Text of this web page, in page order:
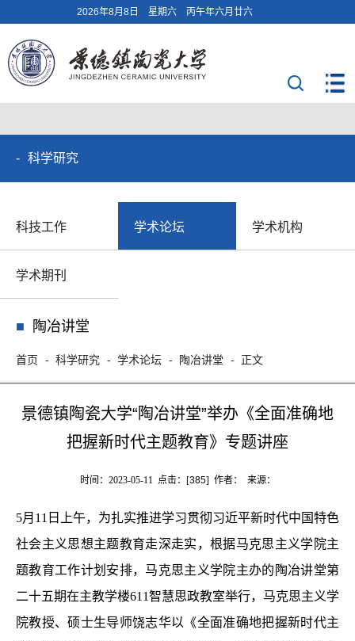
2026年8月8日 星期六 丙午年六月廿六
科学研究
科技工作 学术论坛 学术机构
学术期刊
陶冶讲堂
首页 科学研究 学术论坛 陶冶讲堂 正文
景德镇陶瓷大学“陶冶讲堂”举办《全面准确地
把握新时代主题教育》专题讲座
时间：2023-05-11 点击：[385] 作者： 来源：
5月11日上午，为扎实推进学习贯彻习近平新时代中国特色
社会主义思想主题教育走深走实，根据马克思主义学院主
题教育工作计划安排， 马克思主义学院主办的陶冶讲堂第
二十五期在主教学楼611智慧思政教室举行， 马克思主义学
院教授、硕士生导师饶志华以《全面准确地把握新时代主